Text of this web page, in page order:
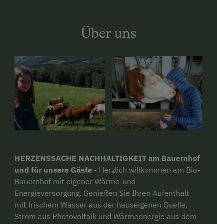
Über uns
HERZENSSACHE NACHHALTIGKEIT am Bauernhof
und für unsere Gäste - Herzlich willkommen am Bio-
Bauernhof mit eigener Wärme-und
Energieversorgung. Genießen Sie Ihren Aufenthalt
mit frischem Wasser aus der hauseigenen Quelle,
Strom aus Photovoltaik und Wärmeenergie aus dem